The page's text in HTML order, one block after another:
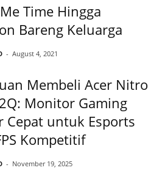
Time Hingga
Bareng Keluarga
- August 4, 2021
Membeli Acer Nitro
Monitor Gaming
Cepat untuk Esports
Kompetitif
- November 19, 2025